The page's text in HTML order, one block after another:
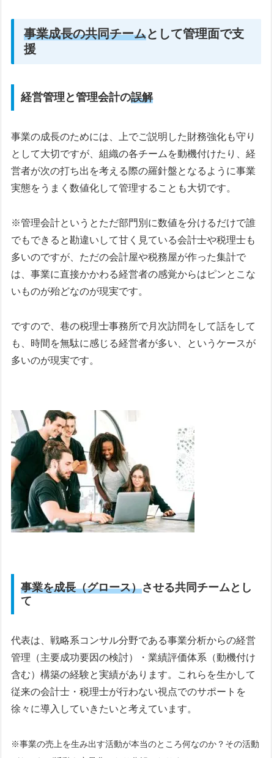
事業成長の共同チームとして管理面で支
援
経営管理と管理会計の誤解
事業の成長のためには、上でご説明した財務強化も守り
として大切ですが、組織の各チームを動機付けたり、経
営者が次の打ち出を考える際の羅針盤となるように事業
実態をうまく数値化して管理することも大切です。
※管理会計というとただ部門別に数値を分けるだけで誰
でもできると勘違いして甘く見ている会計士や税理士も
多いのですが、ただの会計屋や税務屋が作った集計で
は、事業に直接かかわる経営者の感覚からはピンとこな
いものが殆どなのが現実です。
ですので、巷の税理士事務所で月次訪問をして話をして
も、時間を無駄に感じる経営者が多い、というケースが
多いのが現実です。
事業を成長（グロース）させる共同チームとし
て
代表は、戦略系コンサル分野である事業分析からの経営
管理（主要成功要因の検討）・業績評価体系（動機付け
含む）構築の経験と実績があります。これらを生かして
従来の会計士・税理士が行わない視点でのサポートを
徐々に導入していきたいと考えています。
※事業の売上を生み出す活動が本当のところ何なのか？その活動